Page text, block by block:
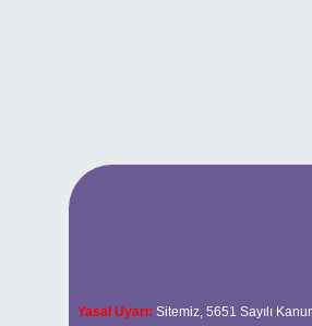
Yasal Uyarı: Sitemiz, 5651 Sayılı